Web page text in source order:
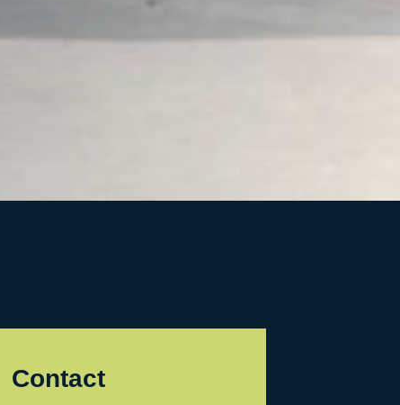
Contact